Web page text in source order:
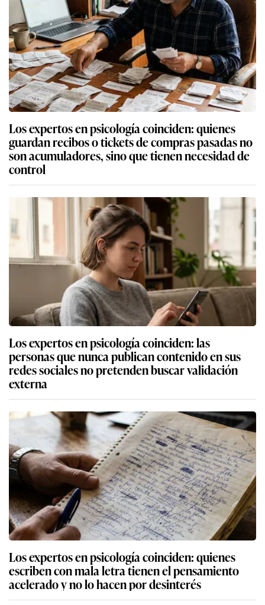
Los expertos en psicología coinciden: quienes
guardan recibos o tickets de compras pasadas no
son acumuladores, sino que tienen necesidad de
control
Los expertos en psicología coinciden: las
personas que nunca publican contenido en sus
redes sociales no pretenden buscar validación
externa
Los expertos en psicología coinciden: quienes
escriben con mala letra tienen el pensamiento
acelerado y no lo hacen por desinterés